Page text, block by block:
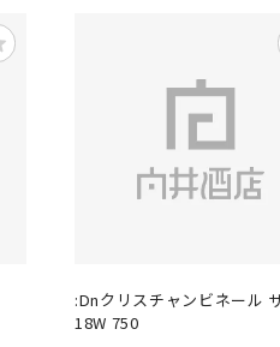
:Dnクリスチャンビネール
18W 750